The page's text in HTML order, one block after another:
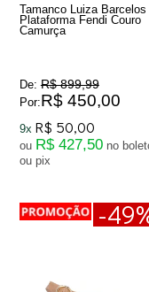
Tamanco Luiza Barcelos
Plataforma Fendi Couro
Camurça
De: R$ 899,99
Por:R$ 450,00
9x R$ 50,00
ou R$ 427,50 no boleto
ou pix
-